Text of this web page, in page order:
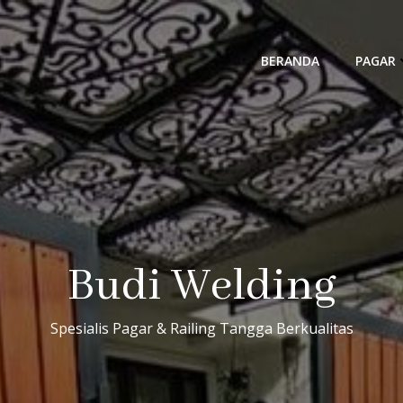
BERANDA PAGAR
Budi Welding
Spesialis Pagar & Railing Tangga Berkualitas